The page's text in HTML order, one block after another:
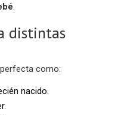
.
distintas
como:
nacido.